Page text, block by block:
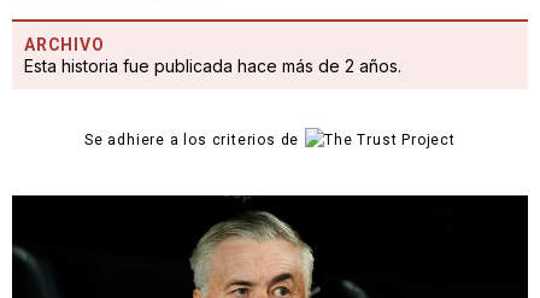
ARCHIVO
Esta historia fue publicada hace más de 2 años.
Se adhiere a los criterios de